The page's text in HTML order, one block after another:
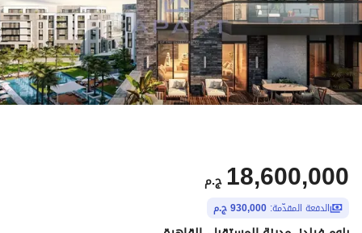
ج.م 18,600,000
الدفعة المقدّمة: 930,000 ج.م